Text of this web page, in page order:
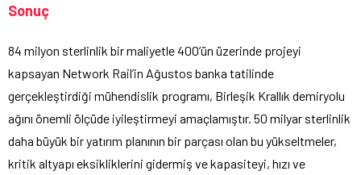
Sonuç
84 milyon sterlinlik bir maliyetle 400’ün üzerinde projeyi
kapsayan Network Rail’in Ağustos banka tatilinde
gerçekleştirdiği mühendislik programı, Birleşik Krallık demiryolu
ağını önemli ölçüde iyileştirmeyi amaçlamıştır. 50 milyar sterlinlik
daha büyük bir yatırım planının bir parçası olan bu yükseltmeler,
kritik altyapı eksikliklerini gidermiş ve kapasiteyi, hızı ve